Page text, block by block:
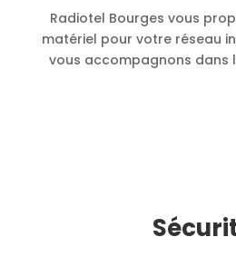
Radiotel Bourges vous
matériel pour votre réseau
vous accompagnons dans